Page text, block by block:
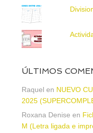
ÚLTIMOS
Raquel en NUEVO
2025
Roxana Denise en
M (Letra ligada e